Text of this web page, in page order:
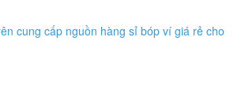
cung cấp nguồn hàng sỉ bóp ví giá rẻ cho